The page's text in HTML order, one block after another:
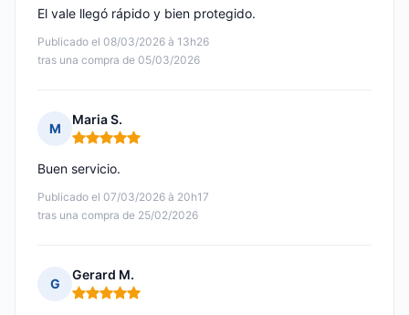
Publicado el 08/03/2026 à 13h26
tras una compra de 05/03/2026
El vale llegó rápido y bien protegido.
M
Maria S.
Nota: 5 de 5
Publicado el 07/03/2026 à 20h17
tras una compra de 25/02/2026
Buen servicio.
G
Gerard M.
Nota: 5 de 5